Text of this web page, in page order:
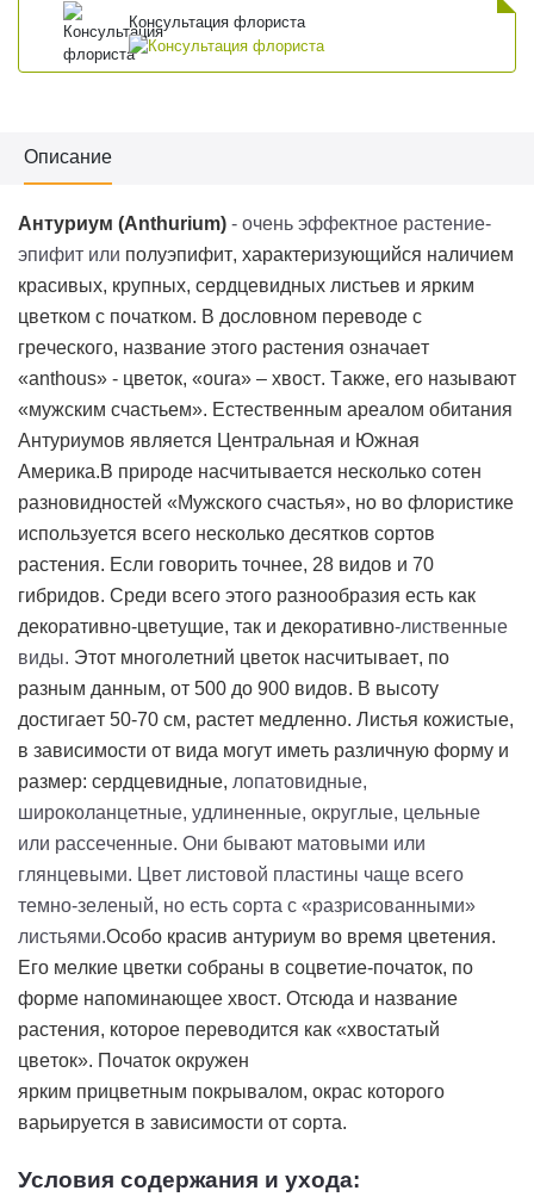
Консультация флориста
Описание
Антуриум (Anthurium) - очень эффектное растение-
эпифит или полуэпифит, характеризующийся наличием
красивых, крупных, сердцевидных листьев и ярким
цветком с початком. В дословном переводе с
греческого, название этого растения означает
«anthous» - цветок, «oura» – хвост. Также, его называют
«мужским счастьем». Естественным ареалом обитания
Антуриумов является Центральная и Южная
Америка.В природе насчитывается несколько сотен
разновидностей «Мужского счастья», но во флористике
используется всего несколько десятков сортов
растения. Если говорить точнее, 28 видов и 70
гибридов. Среди всего этого разнообразия есть как
декоративно-цветущие, так и декоративно-лиственные
виды. Этот многолетний цветок насчитывает, по
разным данным, от 500 до 900 видов. В высоту
достигает 50-70 см, растет медленно. Листья кожистые,
в зависимости от вида могут иметь различную форму и
размер: сердцевидные, лопатовидные,
широколанцетные, удлиненные, округлые, цельные
или рассеченные. Они бывают матовыми или
глянцевыми. Цвет листовой пластины чаще всего
темно-зеленый, но есть сорта с «разрисованными»
листьями.Особо красив антуриум во время цветения.
Его мелкие цветки собраны в соцветие-початок, по
форме напоминающее хвост. Отсюда и название
растения, которое переводится как «хвостатый
цветок». Початок окружен
ярким прицветным покрывалом, окрас которого
варьируется в зависимости от сорта.
Условия содержания и ухода: